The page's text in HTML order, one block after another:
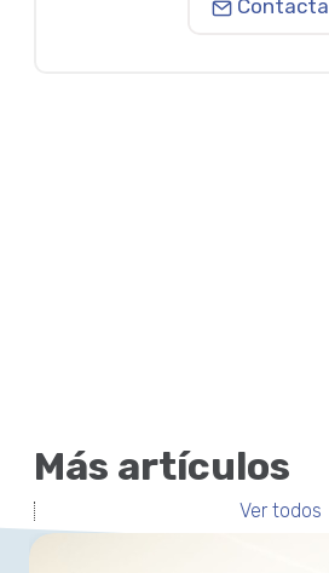
Contacta
Más artículos
Ver todos